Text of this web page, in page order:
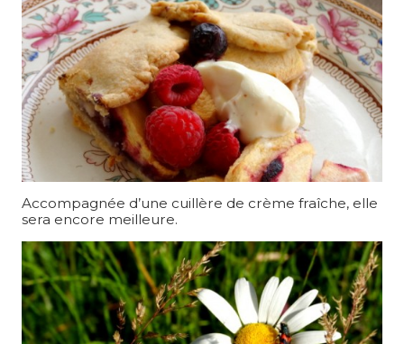
Accompagnée d’une cuillère de crème fraîche, elle
sera encore meilleure.